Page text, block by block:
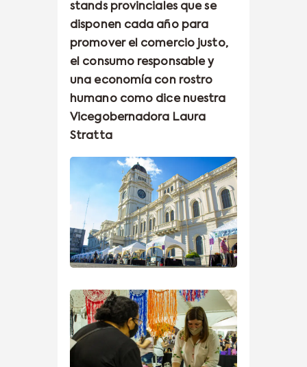
stands provinciales que se
disponen cada año para
promover el comercio justo,
el consumo responsable y
una economía con rostro
humano como dice nuestra
Vicegobernadora Laura
Stratta